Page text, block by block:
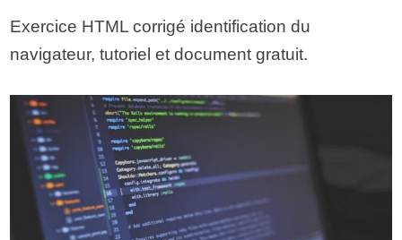
Exercice HTML corrigé identification du
navigateur, tutoriel et document gratuit.